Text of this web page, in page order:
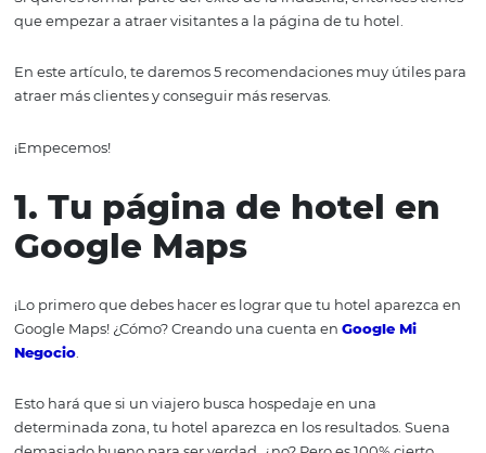
con un crecimiento del 5% a nivel mundial,según la
(Organización Mundial del Turismo), y se estima que el
Si quieres formar parte del éxito de la industria,
que empezar a atraer visitantes a la página de tu hotel.
atraer más clientes y conseguir más reservas.
¡Empecemos!
1. Tu página de hotel